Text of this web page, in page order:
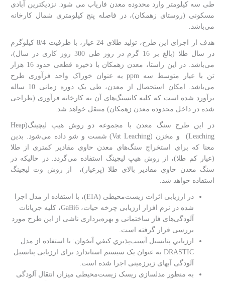
طی سه کیلومتر وارد محدوده معدن فاریاب می شود. نزدیکترین آبادی
مسکونی (روستای زهمکان)، در فاصله پنج کیلومتری شمال کارخانه
می‌باشد.
هدف از اجرای این طرح، تولید طلای 24 عیار، با ظرفیت 8/4 کیلوگرم
در سال طلا (بالغ بر 16 گرم در روز طی 300 روز کاری در سال)،
می‌باشد. در این راستا، معدن زهمکان با ذخیره قطعی حدود 16 هزار
تن با عیار متوسط سه ppm به عنوان خوراک واحد فرآوری طرح
می‌باشد. امکان استحصال از معدن، طی یک دوره زمانی 10 ساله
برآورد شده است که کلیه کانسنگ‌های آن به کارخانه فرآوری (طراحی
شده در داخل محدوده معدن زهمکان) منتقل خواهد شد.
در این طرح سنگ معدن با مجموعه دو روش هیپ لیچینگ(Heap
Leaching) و مخزن (Vat Leaching) شست ‌و ‌شو داده می‌شود. بدین
معنا که برای استخراج سنگ‌های معدن حاوی مقادیر کمتری از طلا
(عیار کم طلا)، از روش هیپ لیچینگ استفاده می‌گردد. در حالیکه در
سنگ معدن حاوی مقادیر بالای طلا (پرعیار)، از روش وت لیچینگ
استفاده خواهد شد.
در ارزیابی اثرات زیست‌محیطی (EIA)، با استفاده از مدل اجرا
شده در نرم افزار ارزیابی چرخه حیات، GaBi6، کلیه جریانات
آلودگی‌های فاز ساختمانی و بهره‌برداری ناشی از این طرح مورد
بررسی قرار گرفته است.
ارزيابي پتانسيل آسيب‌پذيري كيفي آبخوان: با استفاده از مدل
DRASTIC به عنوان یک سیستم استاندارد برای ارزیابی پتانسیل
آلودگی آبهای زیرزمینی اجرا شده است.
به منظور مدلسازی ریسک زیست‌محیطی میزان انتقال آلودگی